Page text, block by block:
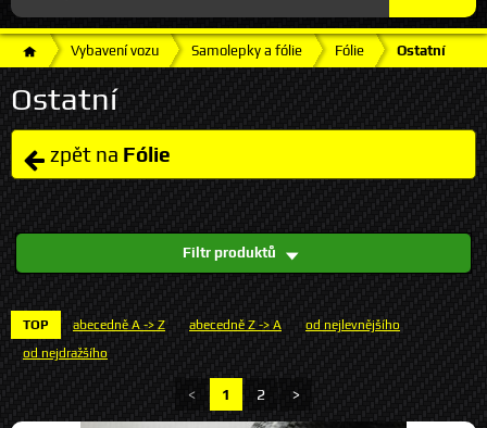
Vybavení vozu Samolepky a fólie Fólie Ostatní
Ostatní
zpět na Fólie
Filtr produktů
TOP abecedně A -> Z abecedně Z -> A
od nejlevnějšího
od nejdražšího
< 1 2 >